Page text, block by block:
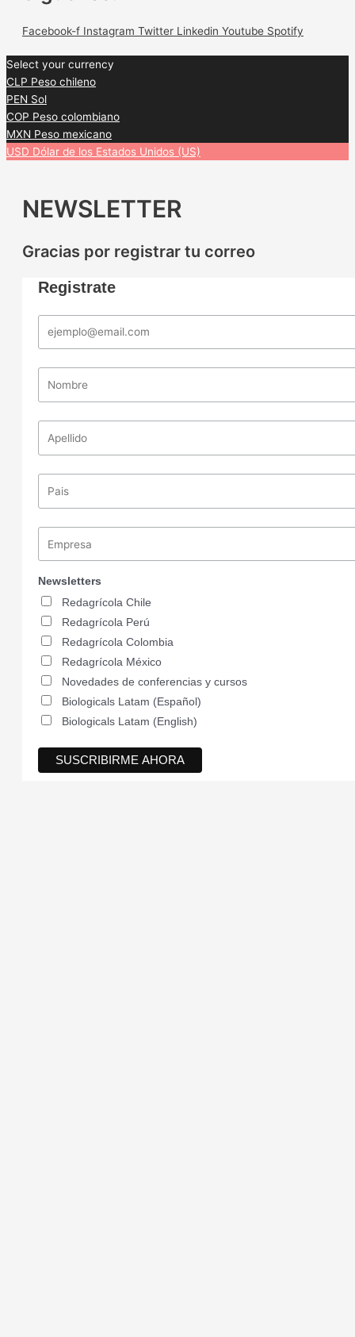
Facebook-f Instagram Twitter Linkedin Youtube Spotify
Select your currency
CLP Peso chileno
PEN Sol
COP Peso colombiano
MXN Peso mexicano
USD Dólar de los Estados Unidos (US)
NEWSLETTER
Gracias por registrar tu correo
Registrate
Newsletters
Redagrícola Chile
Redagrícola Perú
Redagrícola Colombia
Redagrícola México
Novedades de conferencias y cursos
Biologicals Latam (Español)
Biologicals Latam (English)